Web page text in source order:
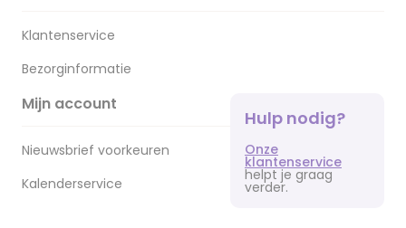
Klantenservice
Bezorginformatie
Mijn account
Nieuwsbrief voorkeuren
Kalenderservice
Hulp nodig?
Onze
klantenservice
helpt je graag
verder.